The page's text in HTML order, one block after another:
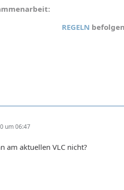
REGELN
um 06:47
am aktuellen VLC nicht?